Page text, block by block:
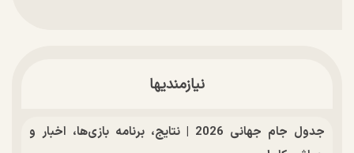
نیازمندیها
جدول جام جهانی 2026 | نتایج، برنامه بازی‌ها، اخبار و